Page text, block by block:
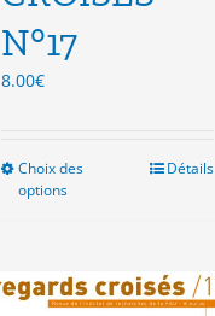
N°17
8.00€
Choix des
options
variations.
Les
Détails